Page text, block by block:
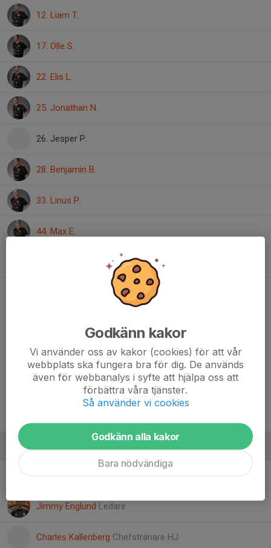
12. Liam T.
17. Olle S.
22. Elis L.
25. Jonathan N.
26. Jesper P.
28. Benjamin B.
33. Linus P.
44. Max E.
82. Williot H.
Ledare
Jimmy Englund Ledare
Charles Kallenberg Chefstränare HJ
Godkänn kakor
Vi använder oss av kakor (cookies) för att vår
webbplats ska fungera bra för dig. De används
även för webbanalys i syfte att hjälpa oss att
förbättra våra tjänster.
Så använder vi cookies
Godkänn alla kakor
Bara nödvändiga